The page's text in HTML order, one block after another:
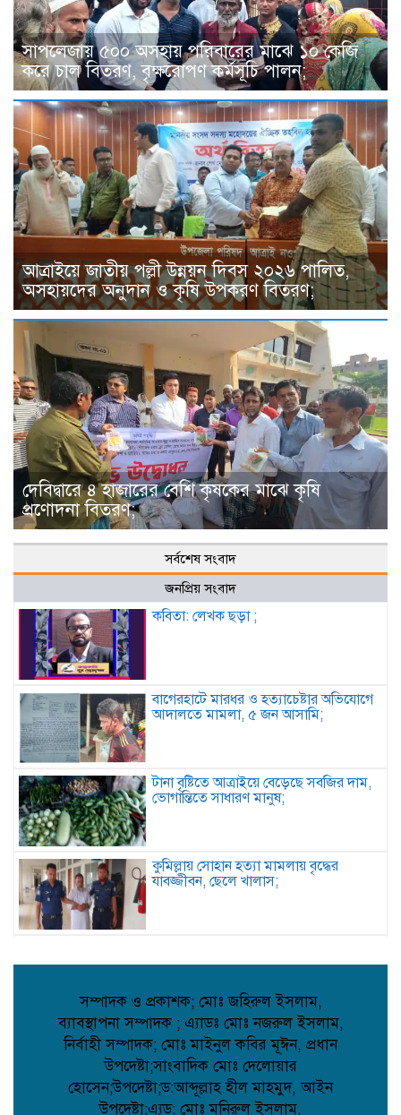
সাপলেজায় ৫০০ অসহায় পরিবারের মাঝে ১০ কেজি
করে চাল বিতরণ, বৃক্ষরোপণ কর্মসূচি পালন;
আত্রাইয়ে জাতীয় পল্লী উন্নয়ন দিবস ২০২৬ পালিত,
অসহায়দের অনুদান ও কৃষি উপকরণ বিতরণ;
দেবিদ্বারে ৪ হাজারের বেশি কৃষকের মাঝে কৃষি
প্রণোদনা বিতরণ;
সর্বশেষ সংবাদ
জনপ্রিয় সংবাদ
কবিতা: লেখক ছড়া ;
বাগেরহাটে মারধর ও হত্যাচেষ্টার অভিযোগে
আদালতে মামলা, ৫ জন আসামি;
টানা বৃষ্টিতে আত্রাইয়ে বেড়েছে সবজির দাম,
ভোগান্তিতে সাধারণ মানুষ;
কুমিল্লায় সোহান হত্যা মামলায় বৃদ্ধের
যাবজ্জীবন, ছেলে খালাস;
আটক ১, ৪ মাসের কারাদণ্ড;
কবিতা: আত্মমর্যাদা;
সম্পাদক ও প্রকাশক; মোঃ জহিরুল ইসলাম,
ব্যাবস্থাপনা সম্পাদক ; এ্যাডঃ মোঃ নজরুল ইসলাম,
নির্বাহী সম্পাদক; মোঃ মাইনুল কবির মূঈন, প্রধান
উপদেষ্টা;সাংবাদিক মোঃ দেলোয়ার
হোসেন;উপদেষ্টা;ড:আব্দূল্লাহ হীল মাহমুদ, আইন
উপদেষ্টা;এ্যড: মোঃ মনিরুল ইসলাম,